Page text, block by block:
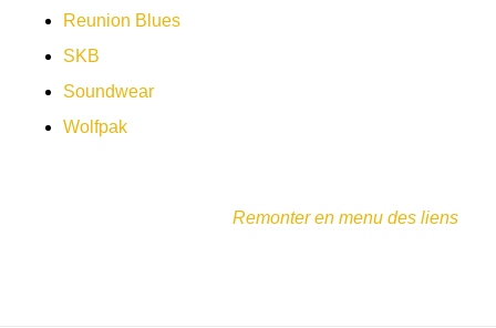
Reunion Blues
SKB
Soundwear
Wolfpak
Remonter en menu des liens